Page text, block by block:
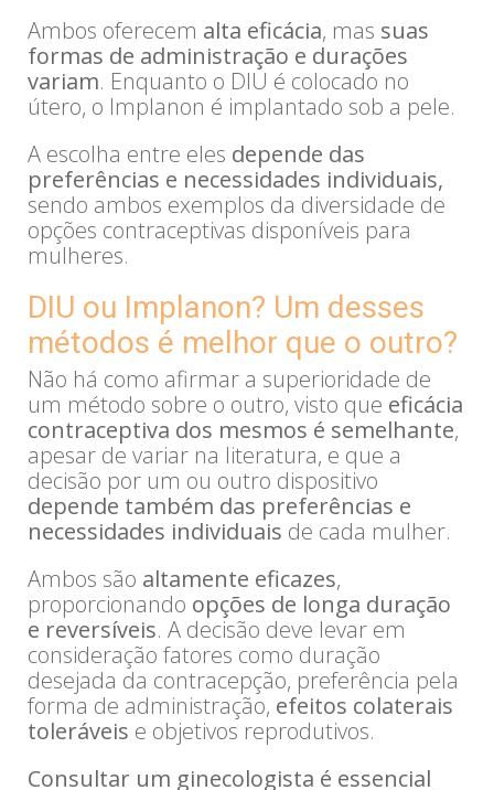
Ambos oferecem alta eficácia, mas suas
formas de administração e durações
variam. Enquanto o DIU é colocado no
útero, o Implanon é implantado sob a pele.
A escolha entre eles depende das
preferências e necessidades individuais,
sendo ambos exemplos da diversidade de
opções contraceptivas disponíveis para
mulheres.
DIU ou Implanon? Um desses
métodos é melhor que o outro?
Não há como afirmar a superioridade de
um método sobre o outro, visto que eficácia
contraceptiva dos mesmos é semelhante,
apesar de variar na literatura, e que a
decisão por um ou outro dispositivo
depende também das preferências e
necessidades individuais de cada mulher.
Ambos são altamente eficazes,
proporcionando opções de longa duração
e reversíveis. A decisão deve levar em
consideração fatores como duração
desejada da contracepção, preferência pela
forma de administração, efeitos colaterais
toleráveis e objetivos reprodutivos.
Consultar um ginecologista é essencial